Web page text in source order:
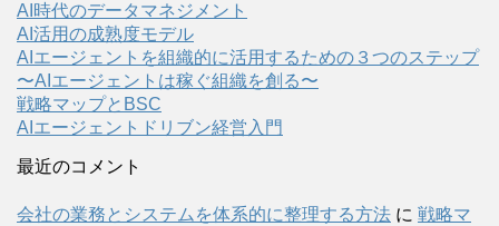
AI時代のデータマネジメント
AI活用の成熟度モデル
AIエージェントを組織的に活用するための３つのステップ
〜AIエージェントは稼ぐ組織を創る〜
戦略マップとBSC
AIエージェントドリブン経営入門
最近のコメント
会社の業務とシステムを体系的に整理する方法 に 戦略マ